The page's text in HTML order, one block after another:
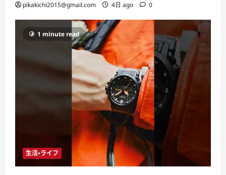
pikakichi2015@gmail.com 4日 ago 0
1 minute read
生活・ライフ